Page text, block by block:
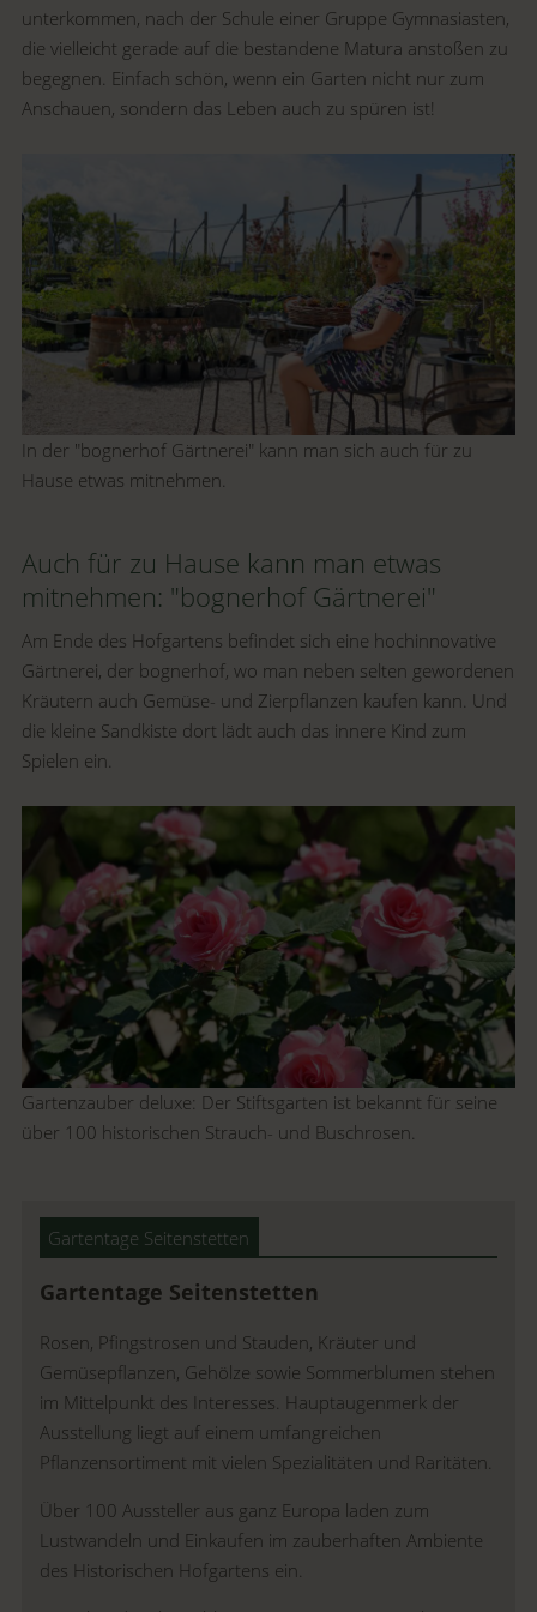
unterkommen, nach der Schule einer Gruppe Gymnasiasten,
die vielleicht gerade auf die bestandene Matura anstoßen zu
begegnen. Einfach schön, wenn ein Garten nicht nur zum
Anschauen, sondern das Leben auch zu spüren ist!
In der "bognerhof Gärtnerei" kann man sich auch für zu
Hause etwas mitnehmen.
Auch für zu Hause kann man etwas
mitnehmen: "bognerhof Gärtnerei"
Am Ende des Hofgartens befindet sich eine hochinnovative
Gärtnerei, der bognerhof, wo man neben selten gewordenen
Kräutern auch Gemüse- und Zierpflanzen kaufen kann. Und
die kleine Sandkiste dort lädt auch das innere Kind zum
Spielen ein.
Gartenzauber deluxe: Der Stiftsgarten ist bekannt für seine
über 100 historischen Strauch- und Buschrosen.
Gartentage Seitenstetten
Gartentage Seitenstetten
Rosen, Pfingstrosen und Stauden, Kräuter und
Gemüsepflanzen, Gehölze sowie Sommerblumen stehen
im Mittelpunkt des Interesses. Hauptaugenmerk der
Ausstellung liegt auf einem umfangreichen
Pflanzensortiment mit vielen Spezialitäten und Raritäten.
Über 100 Aussteller aus ganz Europa laden zum
Lustwandeln und Einkaufen im zauberhaften Ambiente
des Historischen Hofgartens ein.